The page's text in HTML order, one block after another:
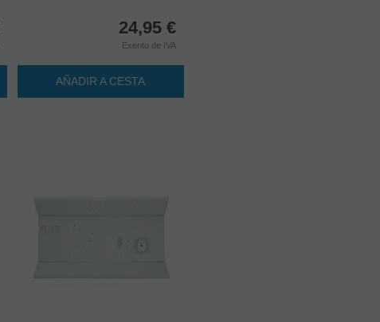
24,95 €
Exento de IVA
AÑADIR A CESTA